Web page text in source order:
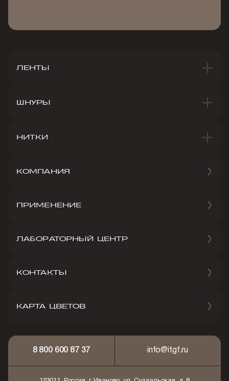
КОМПАНИЯ
ПРИМЕНЕНИЕ
ЛАБОРАТОРНЫЙ ЦЕНТР
КОНТАКТЫ
КАРТА ЦВЕТОВ
ЛЕНТЫ
ШНУРЫ
НИТКИ
8 800 600 87 37 info@itgf.ru